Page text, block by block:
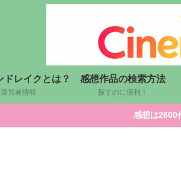
ドレイクとは？
運営者情報
感想作品の検索方法
探すのに便利！
感想は2600